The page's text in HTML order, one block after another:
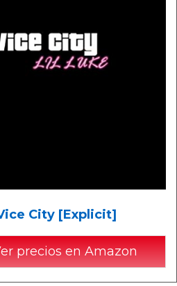
City [Explicit]
precios en Amazon